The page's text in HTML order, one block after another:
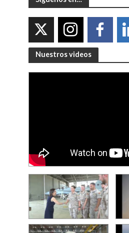
Nuestros videos